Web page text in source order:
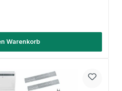
Warenkorb